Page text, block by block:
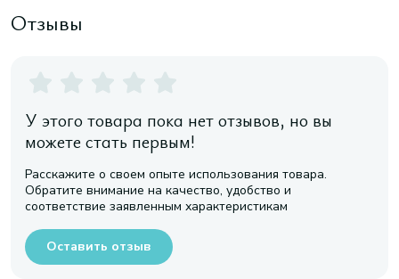
Отзывы
У этого товара пока нет отзывов, но вы
можете стать первым!
Расскажите о своем опыте использования товара.
Обратите внимание на качество, удобство и
соответствие заявленным характеристикам
Оставить отзыв